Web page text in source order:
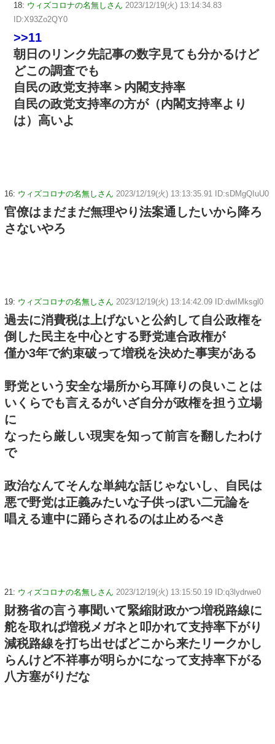
18: ウィズコロナの名無しさん 2023/12/19(火) 13:14:34.83
ID:X93Zo2QY0
>>11
朝日のリンク先記事の数字見ても分かるけど
どこの調査でも
自民の政党支持率＞内閣支持率
自民の政党支持率の方が（内閣支持率より
は）高いよ
16: ウィズコロナの名無しさん 2023/12/19(火) 13:13:35.91 ID:sDMgQIuU0
官僚はまだまだ無理やり法案通したいから降ろ
さないやろ
19: ウィズコロナの名無しさん 2023/12/19(火) 13:14:42.09 ID:dwIMksgl0
過去に消費税は上げないと公約して自公政権を
倒した民主を中心とする野党連合政権が
僅か3年で約束破って増税を決めた事実がある
野党という安全な場所から耳障りの良いことは
いくらでも言えるがいざ自分が政権を担う立場
に
なったら厳しい現実を知って前言を翻したわけ
で
政治なんてそんな単純な話じゃないし、自民は
悪で野党は正義みたいな子供っぽい二元論を
唱える連中に踊らされるのは止めるべき
21: ウィズコロナの名無しさん 2023/12/19(火) 13:15:50.19 ID:q3lydrwe0
財務省の言う事聞いて緊縮財政かつ増税路線に
舵を取れば増税メガネと叩かれて支持率下がり
減税路線を打ち出せばどこから来たリークかし
らんけど不祥事が明らかになって支持率下がる
八方塞がりだな